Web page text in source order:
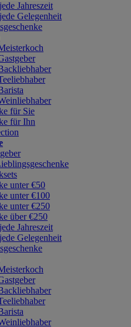
Jahreszeit
Gelegenheit
für Sie
für Ihn
unter €50
unter €100
unter €250
über €250
Jahreszeit
Gelegenheit